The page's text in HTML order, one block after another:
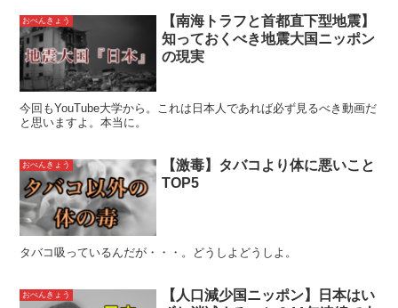
おべんきょう
【南海トラフと首都直下型地震】
知っておくべき地震大国ニッポン
の現実
今回もYouTube大学から。これは日本人であれば必ず見るべき動画だ
と思いますよ。本当に。
おべんきょう
【激毒】タバコより体に悪いこと
TOP5
タバコ吸っているんだが・・・。どうしよどうしよ。
おべんきょう
【人口減少国ニッポン】日本はい